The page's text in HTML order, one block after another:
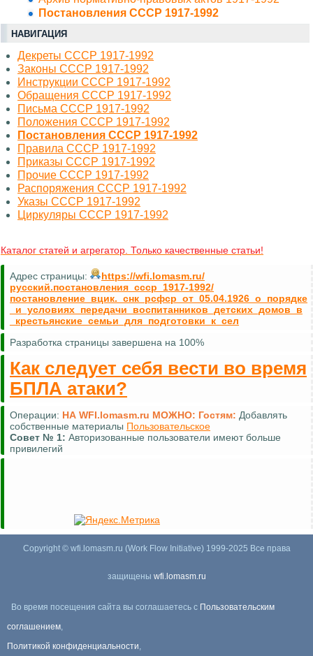
Постановления СССР 1917-1992
НАВИГАЦИЯ
Декреты СССР 1917-1992
Законы СССР 1917-1992
Инструкции СССР 1917-1992
Обращения СССР 1917-1992
Письма СССР 1917-1992
Положения СССР 1917-1992
Постановления СССР 1917-1992
Правила СССР 1917-1992
Приказы СССР 1917-1992
Прочие СССР 1917-1992
Распоряжения СССР 1917-1992
Указы СССР 1917-1992
Циркуляры СССР 1917-1992
Каталог статей и агрегатор. Только качественные статьи!
Адрес страницы:
https://wfi.lomasm.ru/
русский.постановления_ссср_1917-1992/
постановление_вцик._снк_рсфср_от_05.04.1926_о_порядке
_и_условиях_передачи_воспитанников_детских_домов_в
_крестьянские_семьи_для_подготовки_к_сел
Разработка страницы завершена на 100%
Как следует себя вести во время
БПЛА атаки?
Операции: НА WFI.lomasm.ru МОЖНО: Гостям: Добавлять
собственные материалы Пользовательское
Совет № 1: Авторизованные пользователи имеют больше
привилегий
Copyright © wfi.lomasm.ru (Work Flow Initiative) 1999-2025 Все права
защищены wfi.lomasm.ru
Во время посещения сайта вы соглашаетесь с Пользовательским
соглашением,
Политикой конфиденциальности,